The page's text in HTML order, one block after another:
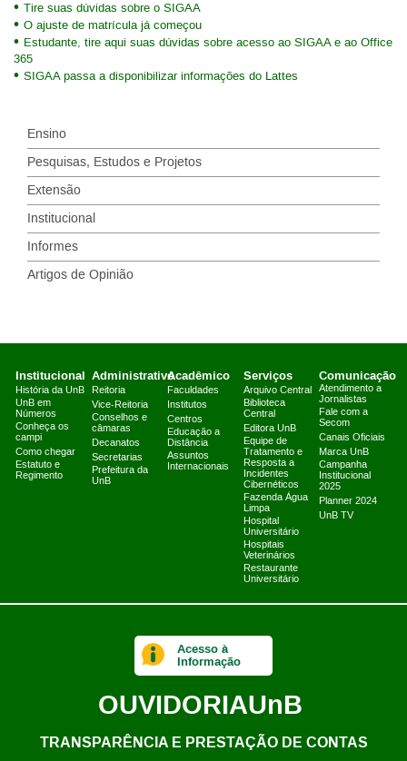
Tire suas dúvidas sobre o SIGAA
O ajuste de matrícula já começou
Estudante, tire aqui suas dúvidas sobre acesso ao SIGAA e ao Office
365
SIGAA passa a disponibilizar informações do Lattes
Ensino
Pesquisas, Estudos e Projetos
Extensão
Institucional
Informes
Artigos de Opinião
Institucional
História da UnB
UnB em
Números
Conheça os
campi
Como chegar
Estatuto e
Regimento
Administrativo
Reitoria
Vice-Reitoria
Conselhos e
câmaras
Decanatos
Secretarias
Prefeitura da
UnB
Acadêmico
Faculdades
Institutos
Centros
Educação a
Distância
Assuntos
Internacionais
Serviços
Arquivo Central
Biblioteca
Central
Editora UnB
Equipe de
Tratamento e
Resposta a
Incidentes
Cibernéticos
Fazenda Água
Limpa
Hospital
Universitário
Hospitais
Veterinários
Restaurante
Universitário
Comunicação
Atendimento a
Jornalistas
Fale com a
Secom
Canais Oficiais
Marca UnB
Campanha
Institucional
2025
Planner 2024
UnB TV
Acesso à
Informação
OUVIDORIAUnB
TRANSPARÊNCIA E PRESTAÇÃO DE CONTAS